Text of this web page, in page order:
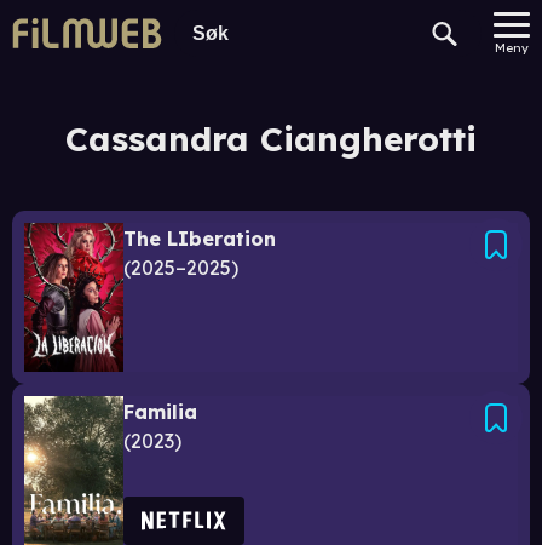
Meny
Cassandra Ciangherotti
The LIberation
2025–2025
Familia
2023